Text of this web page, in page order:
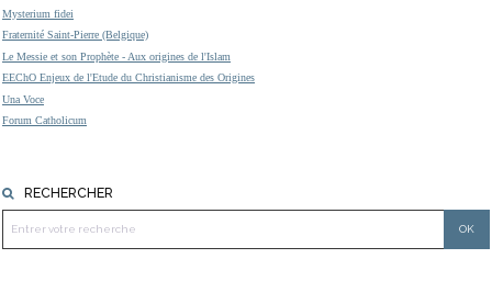
Mysterium fidei
Fraternité Saint-Pierre (Belgique)
Le Messie et son Prophète - Aux origines de l'Islam
EEChO Enjeux de l'Etude du Christianisme des Origines
Una Voce
Forum Catholicum
RECHERCHER